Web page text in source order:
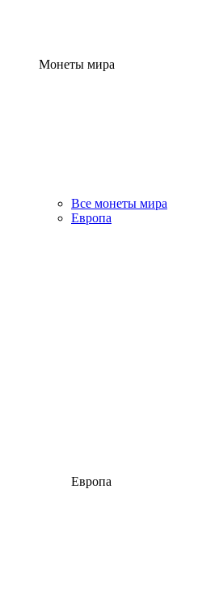
Монеты мира
Все монеты мира
Европа
Европа